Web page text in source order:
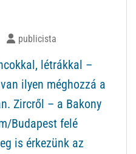
publicista
létrákkal –
ilyen méghozzá a
Zircről – a Bakony
Budapest felé
is érkezünk az